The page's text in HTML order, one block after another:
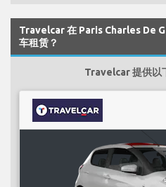
Travelcar 在 Paris Charles De
车租赁？
Travelcar 提供以